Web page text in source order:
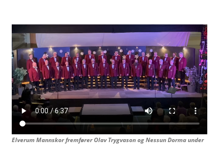
Elverum Mannskor fremfører Olav Trygvason ogNessun Dorma under